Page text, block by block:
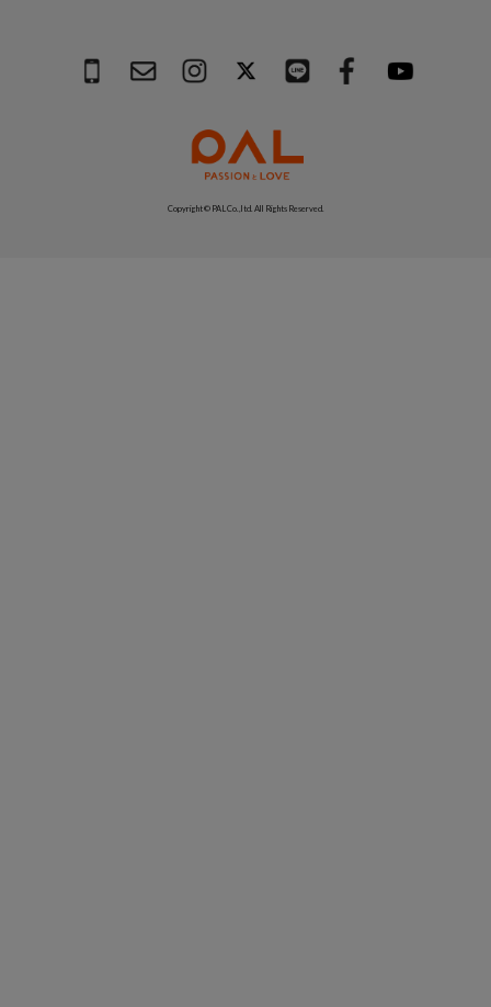
Copyright © PAL Co.,ltd. All Rights Reserved.